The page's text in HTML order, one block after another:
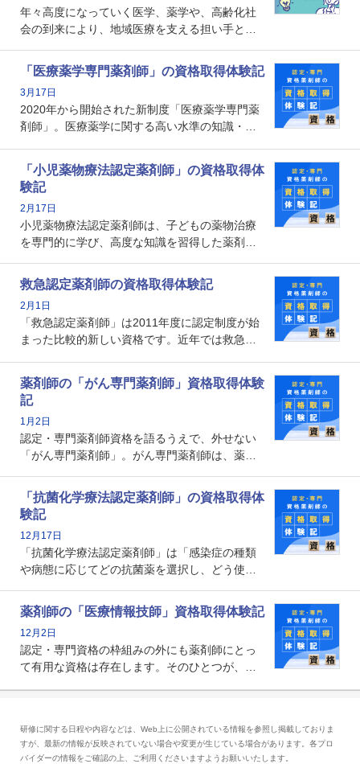
年々高度になっていく医学、薬学や、高齢化社
会の到来により、地域医療を支える担い手とし
で、重要度が増しているのが認定薬剤師という
資格です。認定薬剤師とはいったいどんな資格
なのでしょうか。それを取得するとどのような
メリットがあるのでしょうか。
「医療薬学専門薬剤師」の資格取得体験記
3月17日
2020年から開始された新制度「医療薬学専門薬
剤師」。医療薬学に関する高い水準の知識・技
となります。取得要件は多岐に渡り、審査も複
数回ありますが、患者さんに対して一定の能力
の証明になる資格と言えます。
「小児薬物療法認定薬剤師」の資格取得体
験記
2月17日
小児薬物療法認定薬剤師は、子どもの薬物治療
を専門的に学び、高度な知識を習得した薬剤師
や、特有の疾患、心理状況を理解し、専門性を
深めることで、子どもとその保護者に寄り添え
る存在です。今回はそんな小児薬物療法認定薬
剤師の取得体験記をご紹介します。
救急認定薬剤師の資格取得体験記
2月1日
「救急認定薬剤師」は2011年度に認定制度が始
まった比較的新しい資格です。近年では救急病
増えているのではないでしょうか。今回はそん
な救急認定薬剤師の取得体験記をご紹介しま
す。
薬剤師の「がん専門薬剤師」資格取得体験
記
1月2日
認定・専門薬剤師資格を語るうえで、外せない
「がん専門薬剤師」。がん専門薬剤師は、薬剤
関する資格として、2009年に発足しました。薬
剤師の専門性を活かして高度化するがん医療に
貢献する姿は、今も病院薬剤師にとって一目置
かれる存在です。
「抗菌化学療法認定薬剤師」の資格取得体
験記
12月17日
「抗菌化学療法認定薬剤師」は「感染症の種類
や病態に応じてどの抗菌薬を選択し、どう使っ
る薬剤師です。現在、感染防止対策加算の施設
基準に専任の薬剤師配置が挙げられており、今
後は感染症領域で薬剤師に、より多くの役割が
求められる可能性もあります。
薬剤師の「医療情報技師」資格取得体験記
12月2日
認定・専門資格の枠組みの外にも薬剤師にとっ
て有用な資格は存在します。そのひとつが、
とは、病院薬剤師を中心に大きな武器になりま
す。
研修に関する日程や内容などは、Web上に公開されている情報を参照し掲載しておりま
すが、最新の情報が反映されていない場合や変更が生じている場合があります。各プロ
バイダーの情報をご確認の上、ご利用くださいますようお願いいたします。